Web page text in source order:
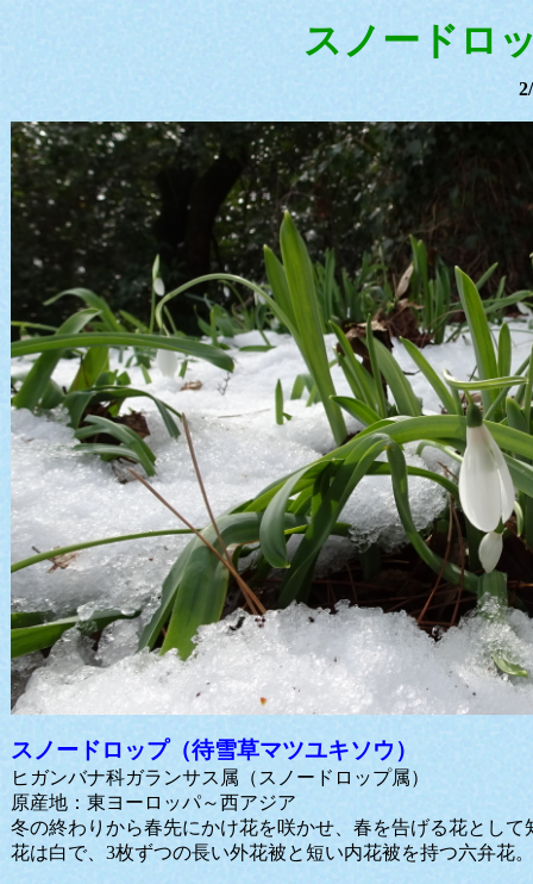
スノードロ
スノードロップ（待雪草マツユキソウ）
ヒガンバナ科ガランサス属（スノードロップ属）
原産地：東ヨーロッパ～西アジア
冬の終わりから春先にかけ花を咲かせ、春を告げる花として
花は白で、3枚ずつの長い外花被と短い内花被を持つ六弁花